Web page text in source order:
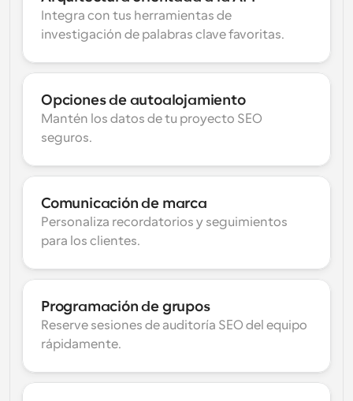
Integra con tus herramientas de
investigación de palabras clave favoritas.
Opciones de autoalojamiento
Mantén los datos de tu proyecto SEO
seguros.
Comunicación de marca
Personaliza recordatorios y seguimientos
para los clientes.
Programación de grupos
Reserve sesiones de auditoría SEO del equipo
rápidamente.